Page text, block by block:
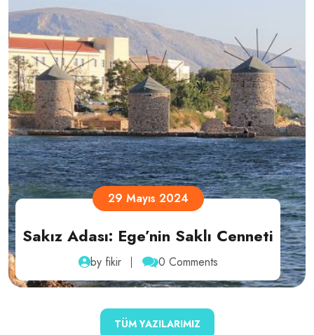
1 Mayıs 2024
Kapıda Vize Uygulaması
by fikir 0 Comments
TÜM YAZILARIMIZ